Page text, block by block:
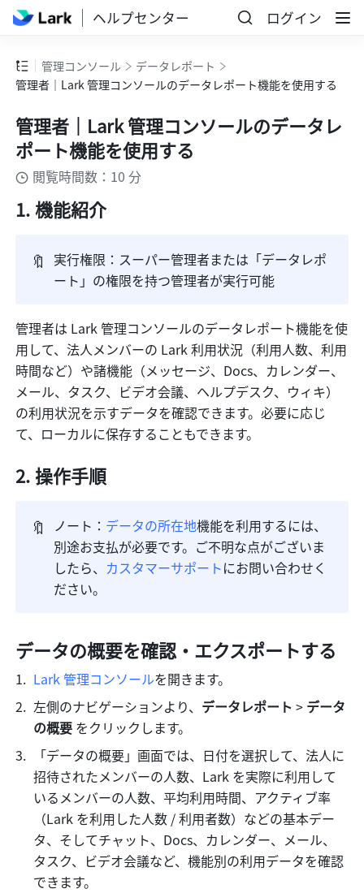
ヘルプセンター ログイン
管理コンソール
データレポート
管理者｜Lark 管理コンソールのデータレポート機能を使用する
管理者｜Lark 管理コンソールのデータレ
ポート機能を使用する
閲覧時間数：10 分
機能紹介
🔖
実行権限：スーパー管理者または「データレポ
ート」の権限を持つ管理者が実行可能
管理者は Lark 管理コンソールのデータレポート機能を使
用して、法人メンバーの Lark 利用状況（利用人数、利用
時間など）や諸機能（メッセージ、Docs、カレンダー、
メール、タスク、ビデオ会議、ヘルプデスク、ウィキ）
の利用状況を示すデータを確認できます。必要に応じ
て、ローカルに保存することもできます。
操作手順
🔖 ノート： データの所在地機能を利用するには、
別途お支払が必要です。ご不明な点がございま
したら、 カスタマーサポートにお問い合わせく
ださい。
データの概要を確認・エクスポートする
Lark 管理コンソールを開きます。
左側のナビゲーションより、 データレポート > データ
の概要 をクリックします。
「データの概要」画面では、日付を選択して、法人に
招待されたメンバーの人数、Lark を実際に利用して
いるメンバーの人数、平均利用時間、アクティブ率
（Lark を利用した人数 / 利用者数）などの基本デー
タ、そしてチャット、Docs、カレンダー、メール、
タスク、ビデオ会議など、機能別の利用データを確認
できます。